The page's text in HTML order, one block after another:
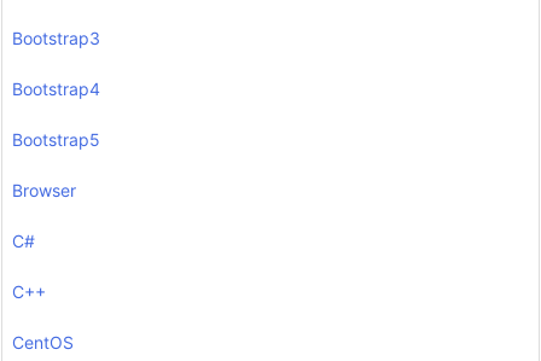
Bootstrap3
Bootstrap4
Bootstrap5
Browser
C#
C++
CentOS